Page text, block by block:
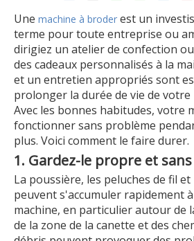
Une machine à broder est un
terme pour toute entreprise ou
dirigiez un atelier de confection
des cadeaux personnalisés à la
et un entretien appropriés sont
prolonger la durée de vie de votre
Avec les bonnes habitudes, votre
fonctionner sans problème
plus. Voici comment le faire durer.
1. Gardez-le propre et
La poussière, les peluches de fil
peuvent s'accumuler rapidement
machine, en particulier autour de
de la zone de la canette et des